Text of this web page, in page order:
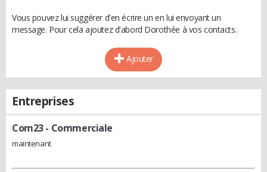
Vous pouvez lui suggérer d'en écrire un en lui envoyant un
message. Pour cela ajoutez d'abord Dorothée à vos contacts.
Ajouter
Entreprises
Com23- Commerciale
maintenant